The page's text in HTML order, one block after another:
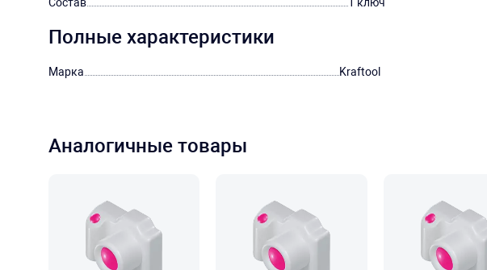
Полные характеристики
Марка Kraftool
Аналогичные товары